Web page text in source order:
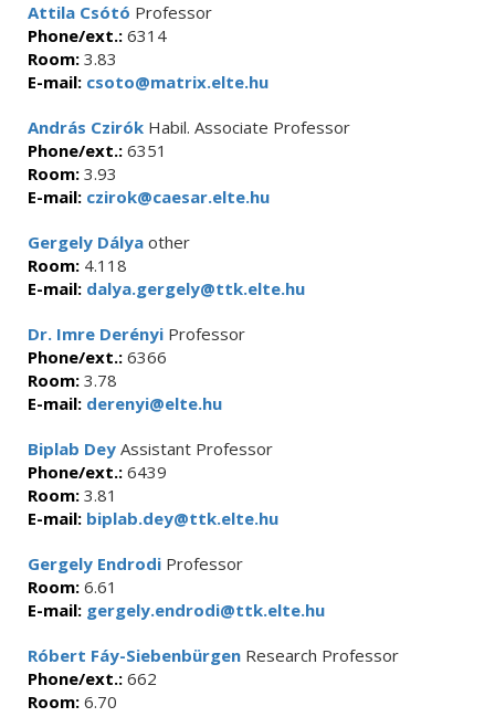
Attila Csótó Professor
Phone/ext.: 6314
Room: 3.83
E-mail: csoto@matrix.elte.hu
András Czirók Habil. Associate Professor
Phone/ext.: 6351
Room: 3.93
E-mail: czirok@caesar.elte.hu
Gergely Dálya other
Room: 4.118
E-mail: dalya.gergely@ttk.elte.hu
Dr. Imre Derényi Professor
Phone/ext.: 6366
Room: 3.78
E-mail: derenyi@elte.hu
Biplab Dey Assistant Professor
Phone/ext.: 6439
Room: 3.81
E-mail: biplab.dey@ttk.elte.hu
Gergely Endrodi Professor
Room: 6.61
E-mail: gergely.endrodi@ttk.elte.hu
Róbert Fáy-Siebenbürgen Research Professor
Phone/ext.: 662
Room: 6.70